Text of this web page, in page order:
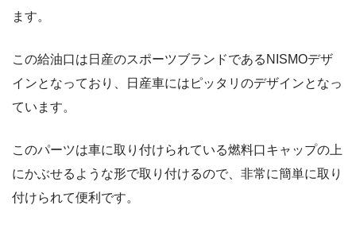
ます。
この給油口は日産のスポーツブランドであるNISMOデザ
インとなっており、日産車にはピッタリのデザインとなっ
ています。
このパーツは車に取り付けられている燃料口キャップの上
にかぶせるような形で取り付けるので、非常に簡単に取り
付けられて便利です。